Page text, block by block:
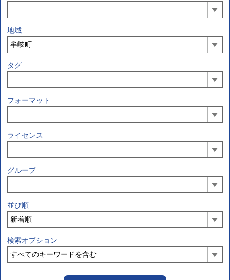
地域
タグ
フォーマット
ライセンス
グループ
並び順
検索オプション